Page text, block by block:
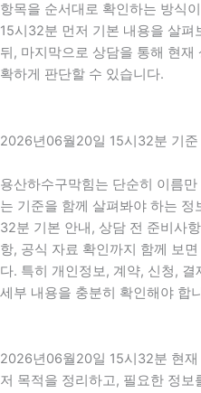
항목을 순서대로 확인하는 방식
15시32분 먼저 기본 내용을 살
뒤, 마지막으로 상담을 통해 현
확하게 판단할 수 있습니다.
2026년06월20일 15시32분 기
용산하수구막힘는 단순히 이름
는 기준을 함께 살펴봐야 하는
32분 기본 안내, 상담 전 준비사
항, 공식 자료 확인까지 함께 보
다. 특히 개인정보, 계약, 신청,
세부 내용을 충분히 확인해야 합
2026년06월20일 15시32분 현
저 목적을 정리하고, 필요한 정